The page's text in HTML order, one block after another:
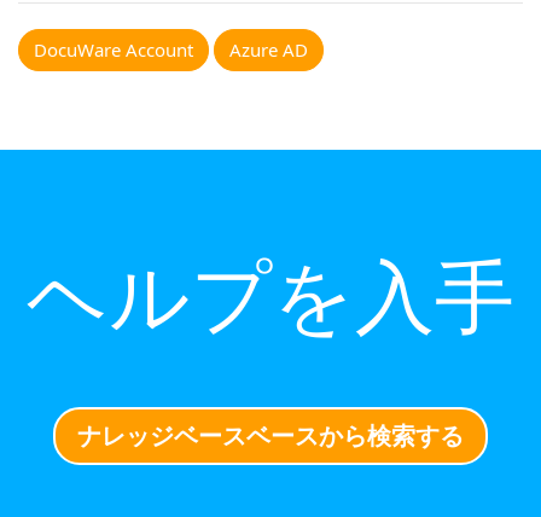
DocuWare Account Azure AD
ヘルプを入手
ナレッジベースベースから検索する